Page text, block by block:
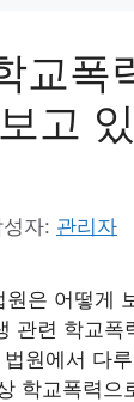
교폭
고
성자: 관리자
은 어떻게
관련 학교폭
원에서 다
학교폭력으